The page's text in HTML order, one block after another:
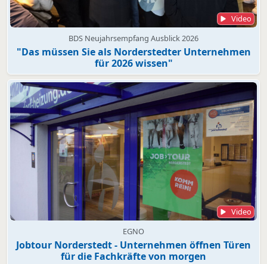
Video
BDS Neujahrsempfang Ausblick 2026
"Das müssen Sie als Norderstedter Unternehmen
für 2026 wissen"
Video
EGNO
Jobtour Norderstedt - Unternehmen öffnen Türen
für die Fachkräfte von morgen